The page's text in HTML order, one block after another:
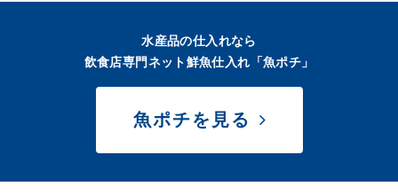
水産品の仕入れなら
飲食店専門ネット鮮魚仕入れ「魚ポチ」
魚ポチを見る